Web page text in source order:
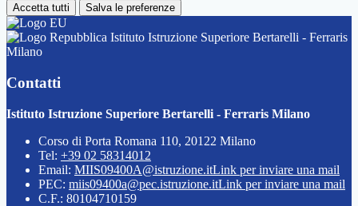
Accetta tutti Salva le preferenze
Istituto Istruzione Superiore Bertarelli - Ferraris
Milano
Contatti
Istituto Istruzione Superiore Bertarelli - Ferraris Milano
Corso di Porta Romana 110, 20122 Milano
Tel: +39 02 58314012
Email: MIIS09400A@istruzione.itLink per inviare una mail
PEC: miis09400a@pec.istruzione.itLink per inviare una mail
C.F.: 80104710159